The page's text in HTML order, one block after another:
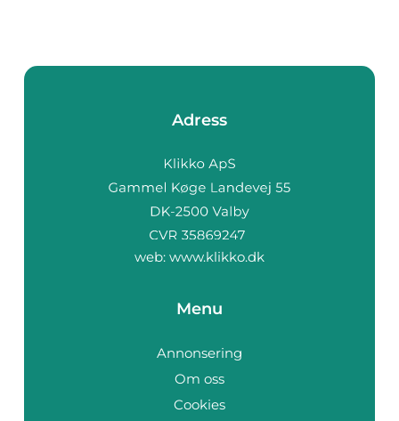
Adress
web: www.klikko.dk
Menu
Annonsering
Om oss
Cookies